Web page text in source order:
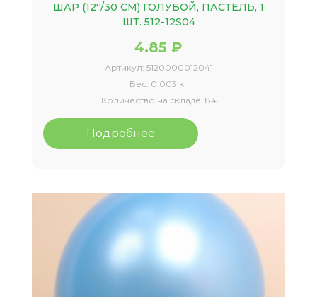
ШАР (12''/30 СМ) ГОЛУБОЙ, ПАСТЕЛЬ, 1
ШТ. 512-12S04
4.85 ₽
Артикул: 5120000012041
Вес: 0.003 кг
Количество на складе: 84
Подробнее